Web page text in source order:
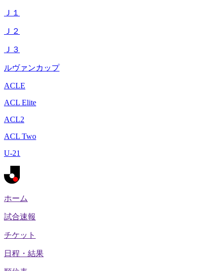
Ｊ１
Ｊ２
Ｊ３
ルヴァンカップ
ACLE
ACL Elite
ACL2
ACL Two
U-21
ホーム
試合速報
チケット
日程・結果